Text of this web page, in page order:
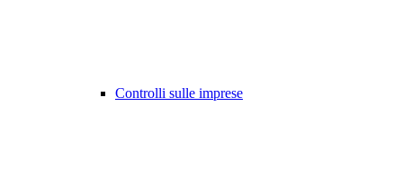
Controlli sulle imprese